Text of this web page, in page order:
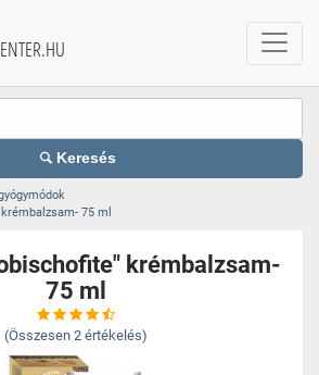
Keresés
75 ml
krémbalzsam-
75 ml
(Összesen 2 értékelés)